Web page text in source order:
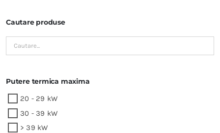
Cautare produse
Putere termica maxima
20 - 29 kW
30 - 39 kW
> 39 kW